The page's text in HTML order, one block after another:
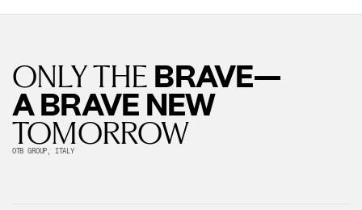
ONLY THE BRAVE—
A BRAVE NEW
TOMORROW
OTB GROUP, ITALY